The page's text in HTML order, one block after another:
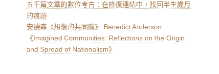
五千篇文章的數位考古：在修復連結中，找回半生歲月
的痕跡
安德森《想像的共同體》 Benedict Anderson
《Imagined Communities: Reflections on the Origin
and Spread of Nationalism》